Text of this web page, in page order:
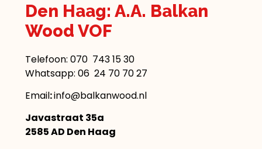
Den Haag: A.A. Balkan
Wood VOF
Telefoon:070 743 15 30
Whatsapp: 06 24 70 70 27
Email:info@balkanwood.nl
Javastraat 35a
2585 AD Den Haag